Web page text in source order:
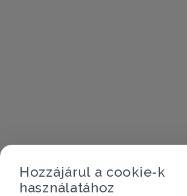
Hozzájárul a cookie-k
használatához